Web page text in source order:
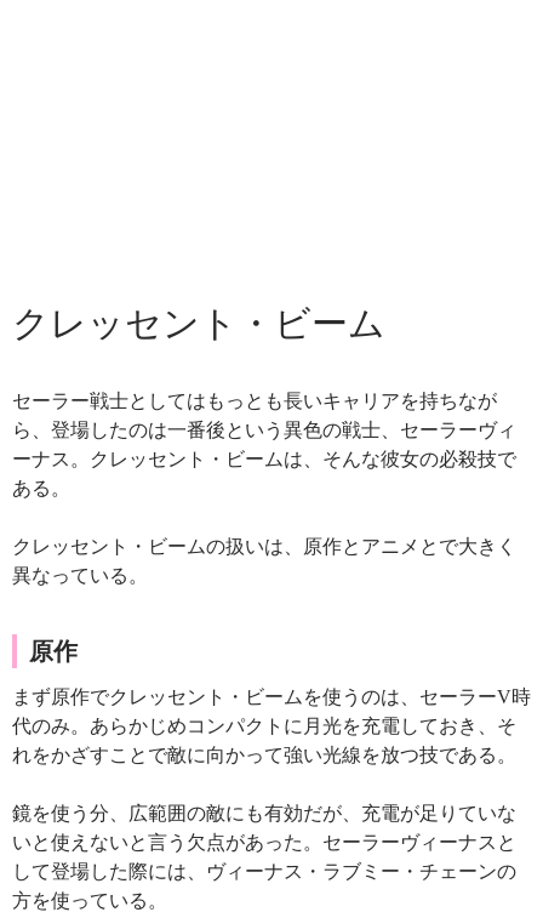
クレッセント・ビーム
セーラー戦士としてはもっとも長いキャリアを持ちなが
ら、登場したのは一番後という異色の戦士、セーラーヴィ
ーナス。クレッセント・ビームは、そんな彼女の必殺技で
ある。
クレッセント・ビームの扱いは、原作とアニメとで大きく
異なっている。
原作
まず原作でクレッセント・ビームを使うのは、セーラーV時
代のみ。あらかじめコンパクトに月光を充電しておき、そ
れをかざすことで敵に向かって強い光線を放つ技である。
鏡を使う分、広範囲の敵にも有効だが、充電が足りていな
いと使えないと言う欠点があった。セーラーヴィーナスと
して登場した際には、ヴィーナス・ラブミー・チェーンの
方を使っている。